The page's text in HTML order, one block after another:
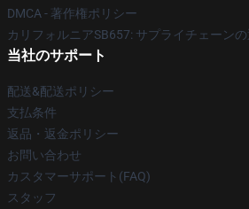
DMCA - 著作権ポリシー
カリフォルニアSB657: サプライチェーン
当社のサポート
配送&配送ポリシー
支払条件
返品・返金ポリシー
お問い合わせ
カスタマーサポート(FAQ)
スタッフ